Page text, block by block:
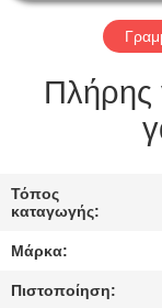
ΈΛΕΓΧΟΣ
ΜΑΣ
ΕΛΆΤΕ
ΕΠΑΦΉ
ΜΕ
ΖΗΤΉΣΤΕ
Τόπος
καταγωγής:
Μάρκα:
Πιστοποίηση: